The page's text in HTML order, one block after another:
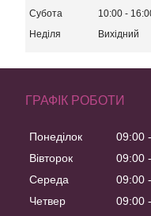
Субота
10:00
Неділя
Вихідний
ГРАФІК РОБОТИ
Понеділок 09:00
Вівторок
09:00
Середа
09:00
Четвер
09:00